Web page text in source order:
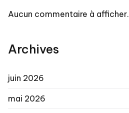
Aucun commentaire à afficher.
Archives
juin 2026
mai 2026